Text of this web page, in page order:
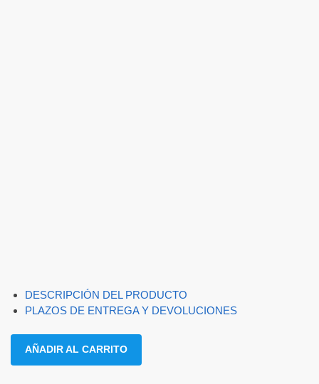
DESCRIPCIÓN DEL PRODUCTO
PLAZOS DE ENTREGA Y DEVOLUCIONES
AÑADIR AL CARRITO